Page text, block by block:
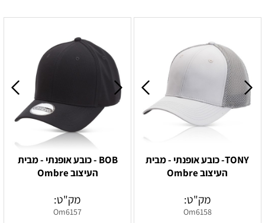
TONY- כובע אופנתי - מבית
העיצוב Ombre
מק"ט:
Om6158
BOB - כובע אופנתי - מבית
העיצוב Ombre
מק"ט:
Om6157